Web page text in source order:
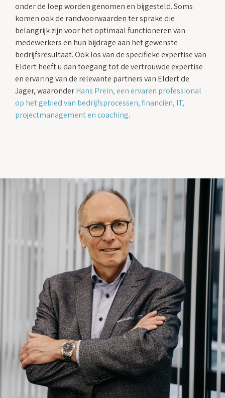
onder de loep worden genomen en bijgesteld. Soms
komen ook de randvoorwaarden ter sprake die
belangrijk zijn voor het optimaal functioneren van
medewerkers en hun bijdrage aan het gewenste
bedrijfsresultaat. Ook los van de specifieke expertise van
Eldert heeft u dan toegang tot de vertrouwde expertise
en ervaring van de relevante partners van Eldert de
Jager, waaronderHans Prein, een ervaren professional
op het gebied van bedrijfsprocessen, financiën, IT,
projectmanagement en coaching.